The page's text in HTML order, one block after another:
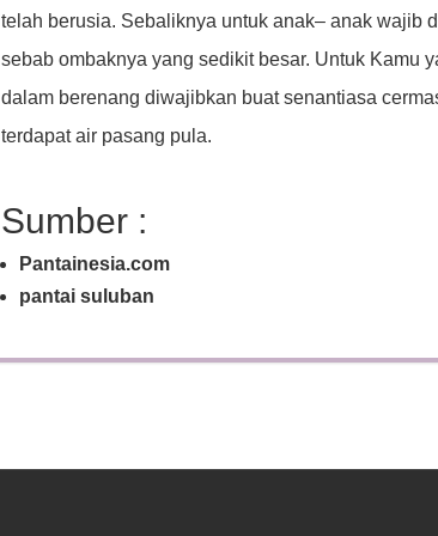
telah berusia. Sebaliknya untuk anak– anak wajib
sebab ombaknya yang sedikit besar. Untuk Kamu
dalam berenang diwajibkan buat senantiasa
terdapat air pasang pula.
Sumber :
Pantainesia.com
pantai suluban